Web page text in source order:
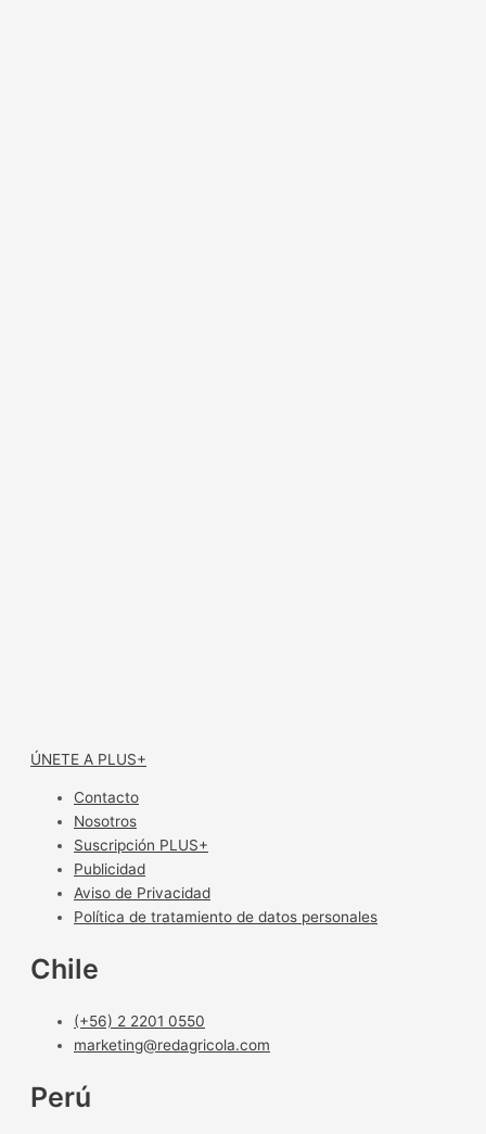
ÚNETE A PLUS+
Contacto
Nosotros
Suscripción PLUS+
Publicidad
Aviso de Privacidad
Política de tratamiento de datos personales
Chile
(+56) 2 2201 0550
marketing@redagricola.com
Perú